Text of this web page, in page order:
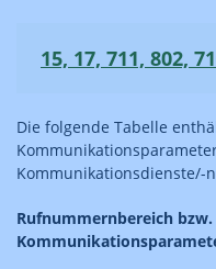
15, 17, 711, 802,
Die folgende Tabelle
Kommunikationsdienste/-
Rufnummernbereich